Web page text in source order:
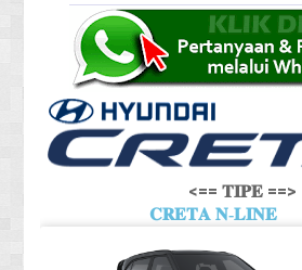
<== 𝐓𝐈𝐏𝐄 ==>
𝐂𝐑𝐄𝐓𝐀 𝐍-𝐋𝐈𝐍𝐄